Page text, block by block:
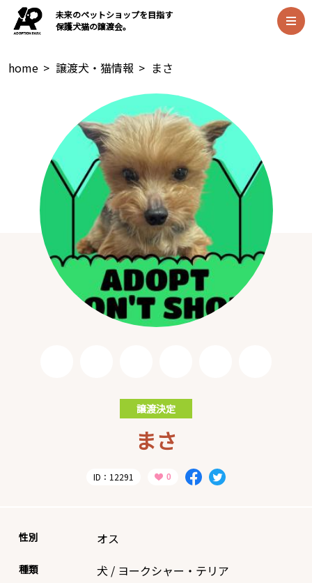
未来のペットショップを目指す
保護犬猫の譲渡会。
home > 譲渡犬・猫情報 > まさ
譲渡決定
まさ
ID：12291
性別 オス
種類 犬 / ヨークシャー・テリア